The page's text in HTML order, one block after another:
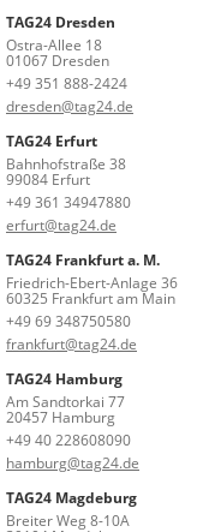
TAG24 Dresden
Ostra-Allee 18
01067 Dresden
+49 351 888-2424
dresden@tag24.de
TAG24 Erfurt
Bahnhofstraße 38
99084 Erfurt
+49 361 34947880
erfurt@tag24.de
TAG24 Frankfurt a. M.
Friedrich-Ebert-Anlage 36
60325 Frankfurt am Main
+49 69 348750580
frankfurt@tag24.de
TAG24 Hamburg
Am Sandtorkai 77
20457 Hamburg
+49 40 228608090
hamburg@tag24.de
TAG24 Magdeburg
Breiter Weg 8-10A